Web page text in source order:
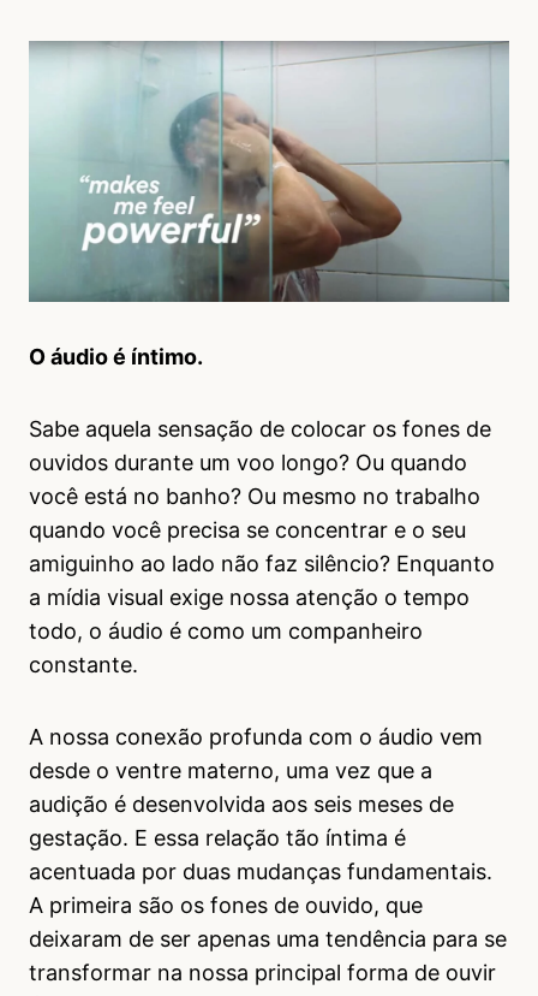
O áudio é íntimo.
Sabe aquela sensação de colocar os fones de
ouvidos durante um voo longo? Ou quando
você está no banho? Ou mesmo no trabalho
quando você precisa se concentrar e o seu
amiguinho ao lado não faz silêncio? Enquanto
a mídia visual exige nossa atenção o tempo
todo, o áudio é como um companheiro
constante.
A nossa conexão profunda com o áudio vem
desde o ventre materno, uma vez que a
audição é desenvolvida aos seis meses de
gestação. E essa relação tão íntima é
acentuada por duas mudanças fundamentais.
A primeira são os fones de ouvido, que
deixaram de ser apenas uma tendência para se
transformar na nossa principal forma de ouvir